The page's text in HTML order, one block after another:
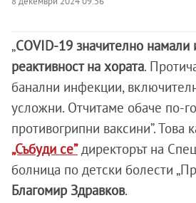
„COVID-19 значително намали
реактивност на хората.
банални инфекции,
усложни. Отчитаме обаче по-
противогрипни ваксини”. Това
„Събуди се”директорът на
болница по детски болести
Благомир Здравков.